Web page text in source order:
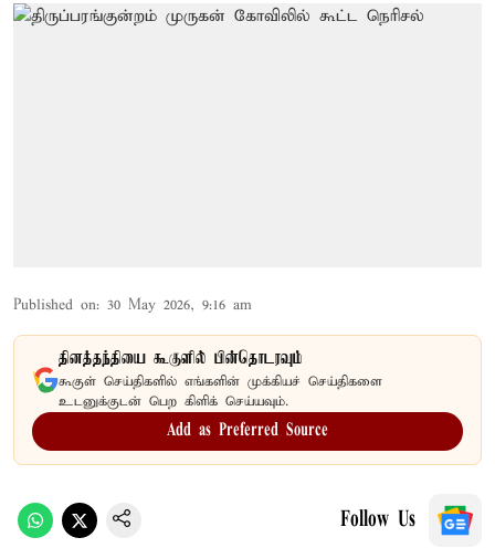
Published on: 30 May 2026, 9:16 am
தினத்தந்தியை கூகுளில் பின்தொடரவும்
கூகுள் செய்திகளில் எங்களின் முக்கியச் செய்திகளை
உடனுக்குடன் பெற கிளிக் செய்யவும்.
Add as Preferred Source
Follow Us